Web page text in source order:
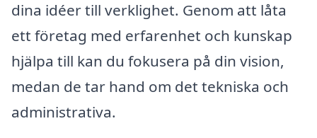
dina idéer till verklighet. Genom att låta
ett företag med erfarenhet och kunskap
hjälpa till kan du fokusera på din vision,
medan de tar hand om det tekniska och
administrativa.